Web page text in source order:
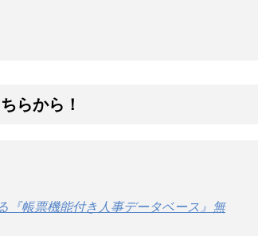
らから！
『帳票機能付き人事データベース』無